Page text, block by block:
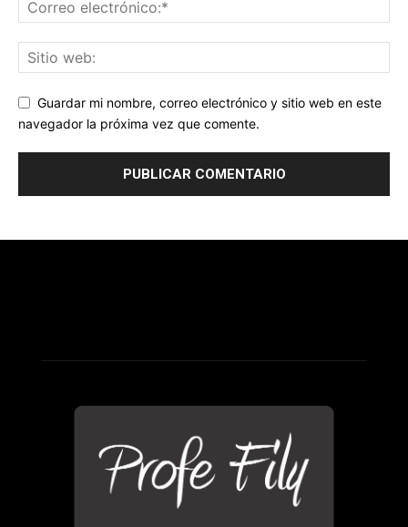
Guardar mi nombre, correo electrónico y sitio web en este
navegador la próxima vez que comente.